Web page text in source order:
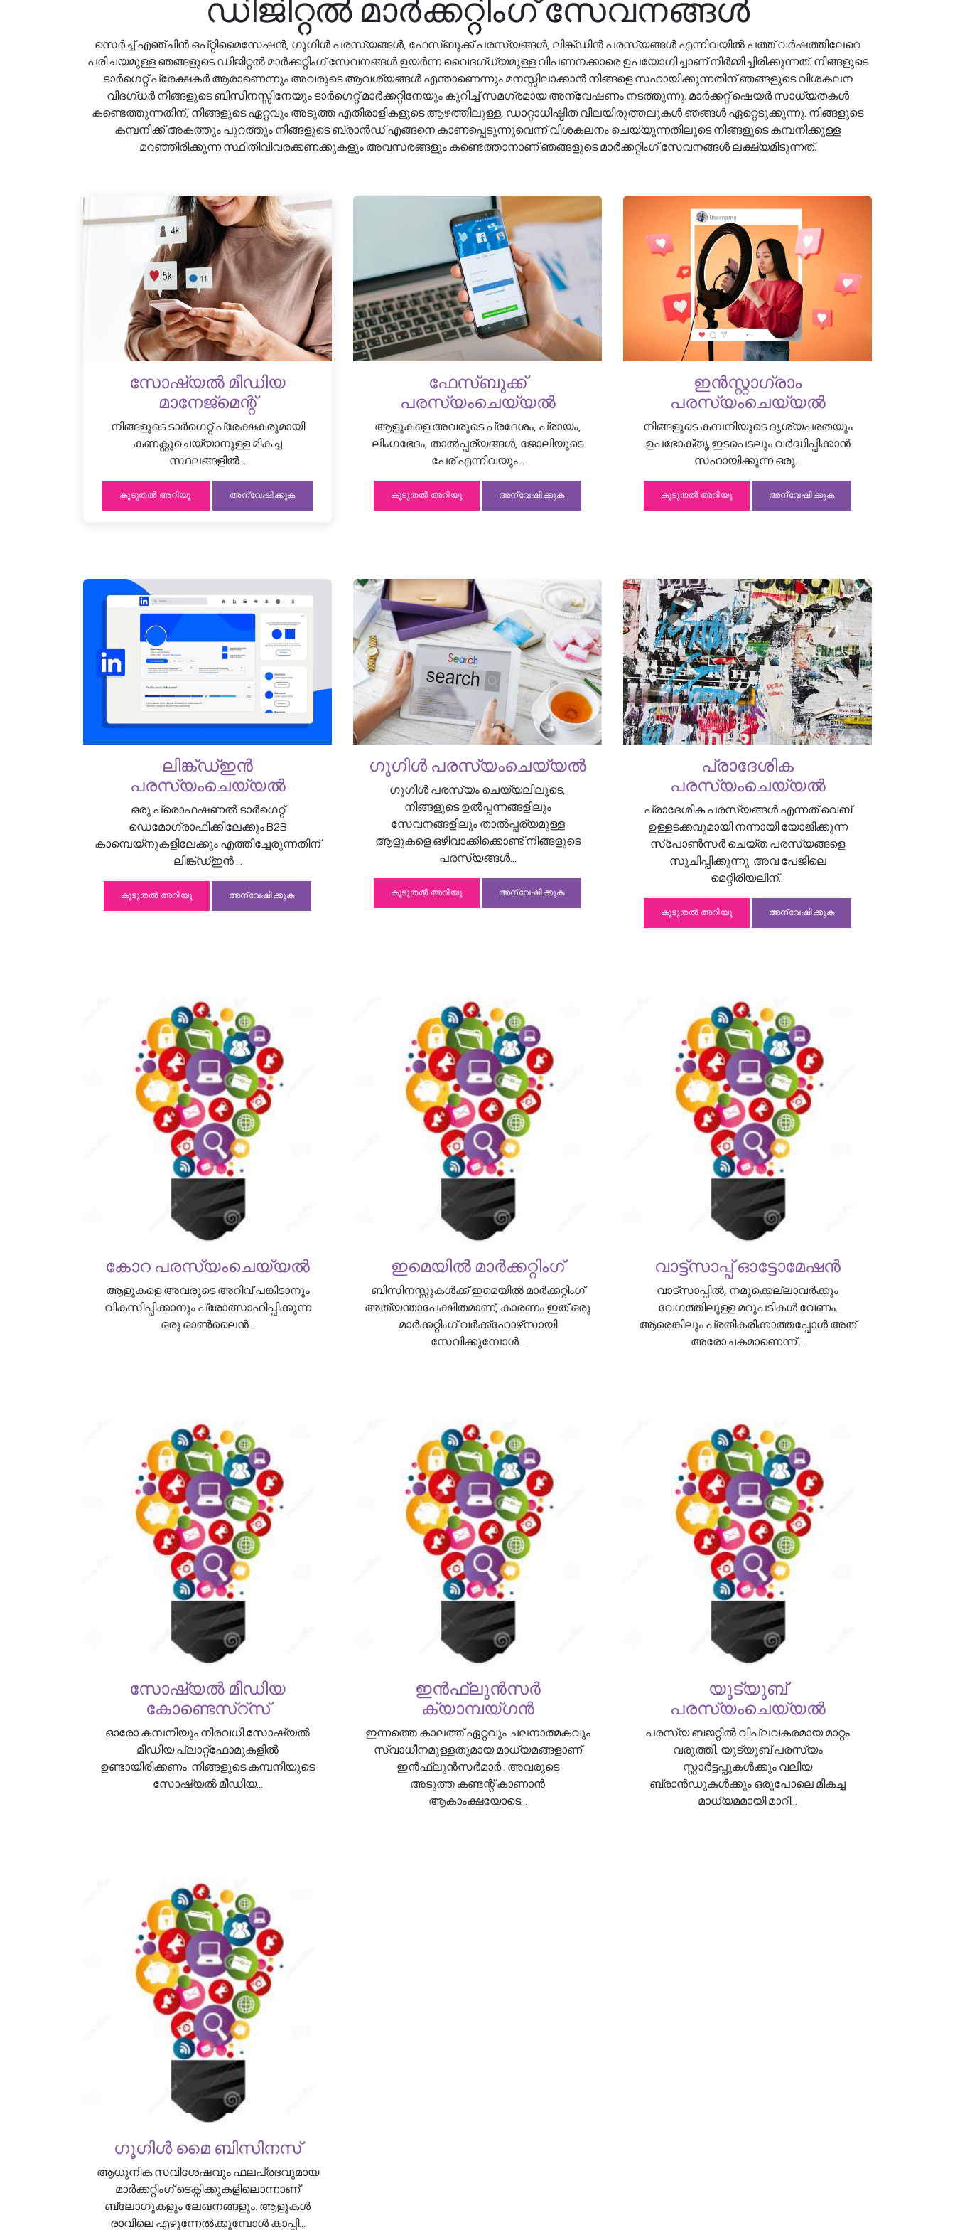
ഡിജിറ്റൽ മാർക്കറ്റിംഗ് സേവനങ്ങൾ
സെർച്ച് എഞ്ചിൻ ഒപ്റ്റിമൈസേഷൻ, ഗൂഗിൾ പരസ്യങ്ങൾ, ഫേസ്ബുക്ക് പരസ്യങ്ങൾ, ലിങ്ക്ഡിൻ പരസ്യങ്ങൾ എന്നിവയിൽ പത്ത് വർഷത്തിലേറെ
പരിചയമുള്ള ഞങ്ങളുടെ ഡിജിറ്റൽ മാർക്കറ്റിംഗ് സേവനങ്ങൾ ഉയർന്ന വൈദഗ്ധ്യമുള്ള വിപണനക്കാരെ ഉപയോഗിച്ചാണ് നിർമ്മിച്ചിരിക്കുന്നത്. നിങ്ങളുടെ
ടാർഗെറ്റ് പ്രേക്ഷകർ ആരാണെന്നും അവരുടെ ആവശ്യങ്ങൾ എന്താണെന്നും മനസ്സിലാക്കാൻ നിങ്ങളെ സഹായിക്കുന്നതിന് ഞങ്ങളുടെ വിശകലന
വിദഗ്ധർ നിങ്ങളുടെ ബിസിനസ്സിനേയും ടാർഗെറ്റ് മാർക്കറ്റിനേയും കുറിച്ച് സമഗ്രമായ അന്വേഷണം നടത്തുന്നു. മാർക്കറ്റ് ഷെയർ സാധ്യതകൾ
കണ്ടെത്തുന്നതിന്, നിങ്ങളുടെ ഏറ്റവും അടുത്ത എതിരാളികളുടെ ആഴത്തിലുള്ള, ഡാറ്റാധിഷ്ഠിത വിലയിരുത്തലുകൾ ഞങ്ങൾ ഏറ്റെടുക്കുന്നു. നിങ്ങളുടെ
കമ്പനിക്ക് അകത്തും പുറത്തും നിങ്ങളുടെ ബ്രാൻഡ് എങ്ങനെ കാണപ്പെടുന്നുവെന്ന് വിശകലനം ചെയ്യുന്നതിലൂടെ നിങ്ങളുടെ കമ്പനിക്കുള്ള
മറഞ്ഞിരിക്കുന്ന സ്ഥിതിവിവരക്കണക്കുകളും അവസരങ്ങളും കണ്ടെത്താനാണ് ഞങ്ങളുടെ മാർക്കറ്റിംഗ് സേവനങ്ങൾ ലക്ഷ്യമിടുന്നത്.
സോഷ്യൽ മീഡിയ
മാനേജ്മെന്റ്
നിങ്ങളുടെ ടാർഗെറ്റ് പ്രേക്ഷകരുമായി
കണക്റ്റുചെയ്യാനുള്ള മികച്ച
സ്ഥലങ്ങളിൽ...
കൂടുതൽ അറിയൂ അന്വേഷിക്കുക
ഫേസ്ബുക്ക്
പരസ്യംചെയ്യൽ
ആളുകളെ അവരുടെ പ്രദേശം, പ്രായം,
ലിംഗഭേദം, താൽപ്പര്യങ്ങൾ, ജോലിയുടെ
പേര് എന്നിവയും...
കൂടുതൽ അറിയൂ അന്വേഷിക്കുക
ഇൻസ്റ്റാഗ്രാം
പരസ്യംചെയ്യൽ
നിങ്ങളുടെ കമ്പനിയുടെ ദൃശ്യപരതയും
ഉപഭോക്തൃ ഇടപെടലും വർദ്ധിപ്പിക്കാൻ
സഹായിക്കുന്ന ഒരു...
കൂടുതൽ അറിയൂ അന്വേഷിക്കുക
ലിങ്ക്ഡ്ഇൻ
പരസ്യംചെയ്യൽ
ഒരു പ്രൊഫഷണൽ ടാർഗെറ്റ്
ഡെമോഗ്രാഫിക്കിലേക്കും B2B
കാമ്പെയ്‌നുകളിലേക്കും എത്തിച്ചേരുന്നതിന്
ലിങ്ക്ഡ്ഇൻ ...
കൂടുതൽ അറിയൂ അന്വേഷിക്കുക
ഗൂഗിൾ പരസ്യംചെയ്യൽ
ഗൂഗിൾ പരസ്യം ചെയ്യലിലൂടെ,
നിങ്ങളുടെ ഉൽപ്പന്നങ്ങളിലും
സേവനങ്ങളിലും താൽപ്പര്യമുള്ള
ആളുകളെ ഒഴിവാക്കിക്കൊണ്ട് നിങ്ങളുടെ
പരസ്യങ്ങൾ...
കൂടുതൽ അറിയൂ അന്വേഷിക്കുക
പ്രാദേശിക
പരസ്യംചെയ്യൽ
പ്രാദേശിക പരസ്യങ്ങൾ എന്നത് വെബ്
ഉള്ളടക്കവുമായി നന്നായി യോജിക്കുന്ന
സ്പോൺസർ ചെയ്ത പരസ്യങ്ങളെ
സൂചിപ്പിക്കുന്നു. അവ പേജിലെ
മെറ്റീരിയലിന്...
കൂടുതൽ അറിയൂ അന്വേഷിക്കുക
കോറ പരസ്യംചെയ്യൽ
ആളുകളെ അവരുടെ അറിവ് പങ്കിടാനും
വികസിപ്പിക്കാനും പ്രോത്സാഹിപ്പിക്കുന്ന
ഒരു ഓൺലൈൻ...
ഇമെയിൽ മാർക്കറ്റിംഗ്
ബിസിനസ്സുകൾക്ക് ഇമെയിൽ മാർക്കറ്റിംഗ്
അത്യന്താപേക്ഷിതമാണ്, കാരണം ഇത് ഒരു
മാർക്കറ്റിംഗ് വർക്ക്‌ഹോഴ്‌സായി
സേവിക്കുമ്പോൾ...
വാട്ട്സാപ്പ് ഓട്ടോമേഷൻ
വാട്സാപ്പിൽ, നമുക്കെല്ലാവർക്കും
വേഗത്തിലുള്ള മറുപടികൾ വേണം.
ആരെങ്കിലും പ്രതികരിക്കാത്തപ്പോൾ അത്
അരോചകമാണെന്ന് ...
സോഷ്യൽ മീഡിയ
കോണ്ടെസ്റ്സ്
ഓരോ കമ്പനിയും നിരവധി സോഷ്യൽ
മീഡിയ പ്ലാറ്റ്‌ഫോമുകളിൽ
ഉണ്ടായിരിക്കണം. നിങ്ങളുടെ കമ്പനിയുടെ
സോഷ്യൽ മീഡിയ...
ഇൻഫ്ലുൻസർ
ക്യാമ്പയ്‌ഗൻ
ഇന്നത്തെ കാലത്ത് ഏറ്റവും ചലനാത്മകവും
സ്വാധീനമുള്ളതുമായ മാധ്യമങ്ങളാണ്
ഇൻഫ്ലുൻസർമാർ . അവരുടെ
അടുത്ത കണ്ടന്റ് കാണാൻ
ആകാംക്ഷയോടെ...
യൂട്യൂബ്
പരസ്യംചെയ്യൽ
പരസ്യ ബജറ്റിൽ വിപ്ലവകരമായ മാറ്റം
വരുത്തി, യുട്യൂബ് പരസ്യം
സ്റ്റാർട്ടപ്പുകൾക്കും വലിയ
ബ്രാൻഡുകൾക്കും ഒരുപോലെ മികച്ച
മാധ്യമമായി മാറി...
ഗൂഗിൾ മൈ ബിസിനസ്
ആധുനിക സവിശേഷവും ഫലപ്രദവുമായ
മാർക്കറ്റിംഗ് ടെക്നിക്കുകളിലൊന്നാണ്
ബ്ലോഗുകളും ലേഖനങ്ങളും. ആളുകൾ
രാവിലെ എഴുന്നേൽക്കുമ്പോൾ കാപ്പി...